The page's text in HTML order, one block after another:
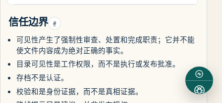
信任边界 #
可见性产生了强制性审查、处置和完成职责；它并不能
使文件内容成为绝对正确的事实。
目录可见性是工作权限，而不是执行或发布批准。
存档不是认证。
校验和是身份证据，而不是真相证据。